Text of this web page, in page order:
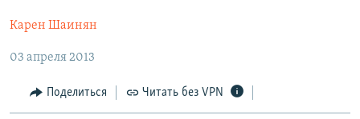
основному
Вернутся
главной
ЦИТАТЫ СВОБОДЫ
МНЕНИЯ
КУЛЬТУРА
Карен Шаинян
03 апреля 2013
Поделиться Читать без VPN